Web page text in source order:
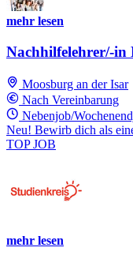
mehr lesen
Nachhilfelehrer/-in
Moosburg an der Isar
Nach Vereinbarung
Nebenjob/
Neu! Bewirb dich als
TOP JOB
mehr lesen